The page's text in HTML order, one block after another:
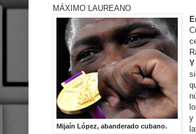
MÁXIMO LAUREANO
Mijaín López, abanderado cubano.
Y
y